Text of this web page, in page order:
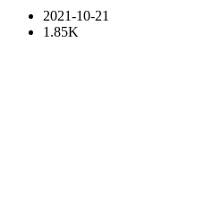
2021-10-21
1.85K